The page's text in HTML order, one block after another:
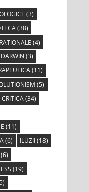
(3)
(38)
(4)
DARWIN (3)
(11)
(5)
(34)
(11)
(6) ILUZII(18)
(6)
(19)